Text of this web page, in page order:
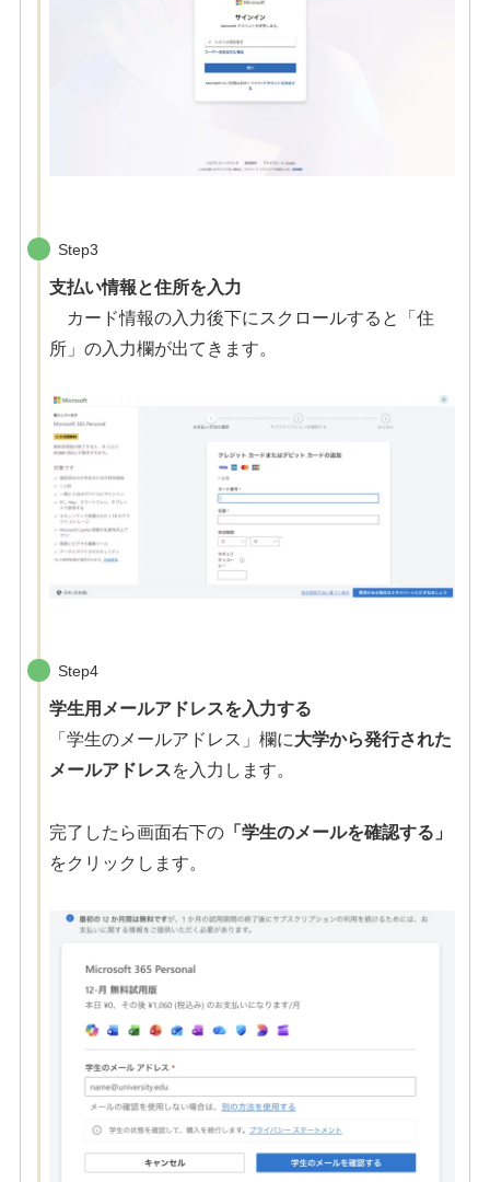
Step3
支払い情報と住所を入力
カード情報の入力後下にスクロールすると「住
所」の入力欄が出てきます。
Step4
学生用メールアドレスを入力する
「学生のメールアドレス」欄に大学から発行された
メールアドレスを入力します。
完了したら画面右下の 「学生のメールを確認する」
をクリックします。